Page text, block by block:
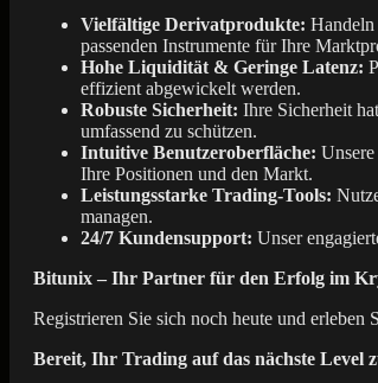
Vielfältige Derivatprodukte: Handeln
passenden Instrumente für Ihre
Hohe Liquidität & Geringe Latenz:
effizient abgewickelt werden.
Robuste Sicherheit: Ihre Sicherheit
umfassend zu schützen.
Intuitive Benutzeroberfläche:
Ihre Positionen und den Markt.
Leistungsstarke Trading-Tools:
managen.
24/7 Kundensupport: Unser
Bitunix – Ihr Partner für den Erfolg im
Registrieren Sie sich noch heute und
Bereit, Ihr Trading auf das nächste Level